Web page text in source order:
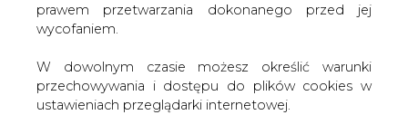
prawem przetwarzania dokonanego przed jej
wycofaniem.
W dowolnym czasie możesz określić warunki
przechowywania i dostępu do plików cookies w
ustawieniach przeglądarki internetowej.
Paliwo lotnicze
US
641,
0,
6,5
15,8
-5,2
Olej napędowy 0,1
proc.
US
D/t
589
,50
0,
4
6,3
%
17,6
-4,7